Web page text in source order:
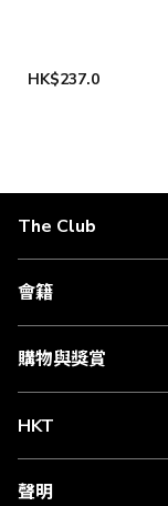
HK$237.0
The Club
關於 The Club
合作夥伴
媒體中心
會籍
會籍及專屬禮遇
賺取積分
購物與獎賞
物流與配送
Club Shopping 商品領
常見問題
HKT
csl.
1010
聲明